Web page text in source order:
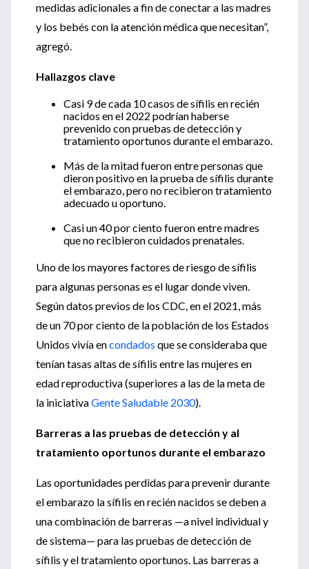
medidas adicionales a fin de conectar a las madres
y los bebés con la atención médica que necesitan”,
agregó.
Hallazgos clave
Casi 9 de cada 10 casos de sífilis en recién
nacidos en el 2022 podrían haberse
prevenido con pruebas de detección y
tratamiento oportunos durante el embarazo.
Más de la mitad fueron entre personas que
dieron positivo en la prueba de sífilis durante
el embarazo, pero no recibieron tratamiento
adecuado u oportuno.
Casi un 40 por ciento fueron entre madres
que no recibieron cuidados prenatales.
Uno de los mayores factores de riesgo de sífilis
para algunas personas es el lugar donde viven.
Según datos previos de los CDC,en el 2021, más
de un 70 por ciento de la población de los Estados
Unidos vivía encondados que se consideraba que
tenían tasas altas de sífilis entre las mujeres en
edad reproductiva (superiores a las de la meta de
la iniciativaGente Saludable 2030).
Barreras a las pruebas de detección y al
tratamiento oportunos durante el embarazo
Las oportunidades perdidas para prevenir durante
el embarazo la sífilis en recién nacidos se deben a
una combinación de barreras —a nivel individual y
de sistema— para las pruebas de detección de
sífilis y el tratamiento oportunos. Las barreras a